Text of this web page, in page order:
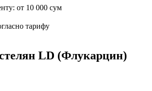
от 10 000 сум
тарифу
LD (Флукарцин)